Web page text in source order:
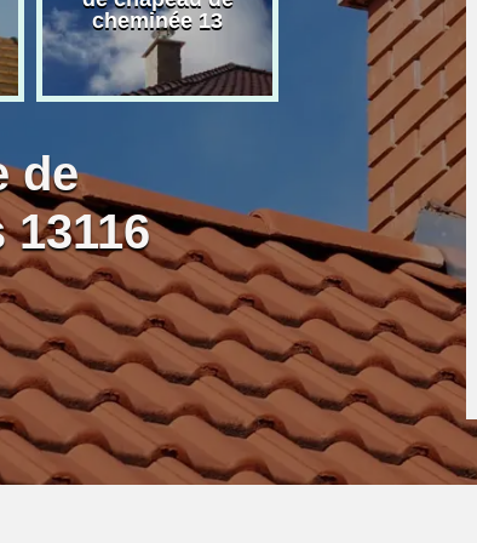
cheminée 13
granulé 13
de